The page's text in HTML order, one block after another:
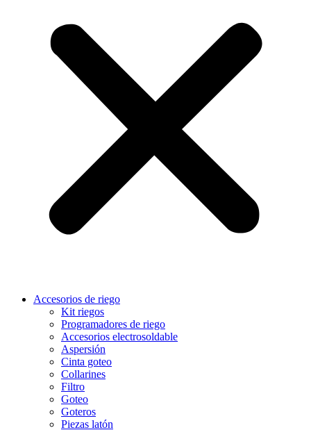
Accesorios de riego
Kit riegos
Programadores de riego
Accesorios electrosoldable
Aspersión
Cinta goteo
Collarines
Filtro
Goteo
Goteros
Piezas latón